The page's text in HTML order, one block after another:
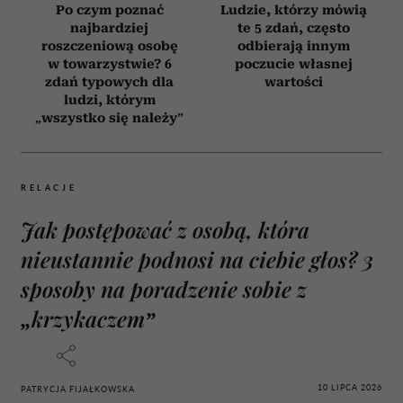
Po czym poznać
najbardziej
roszczeniową osobę
w towarzystwie? 6
zdań typowych dla
ludzi, którym
„wszystko się należy”
Ludzie, którzy mówią
te 5 zdań, często
odbierają innym
poczucie własnej
wartości
RELACJE
Jak postępować z osobą, która
nieustannie podnosi na ciebie głos? 3
sposoby na poradzenie sobie z
„krzykaczem”
PATRYCJA FIJAŁKOWSKA 10 LIPCA 2026